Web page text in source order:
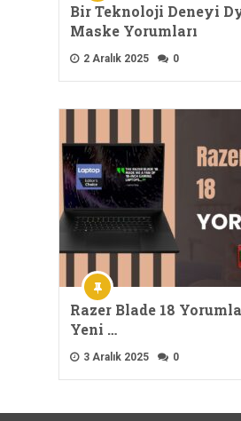
Bir Teknoloji Deneyi
Maske Yorumları
2 Aralık 2025 0
Razer Blade 18
Yeni …
3 Aralık 2025 0